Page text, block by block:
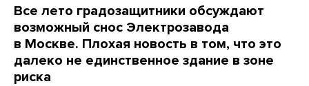
Все лето градозащитники обсуждают
возможный снос Электрозавода
в Москве. Плохая новость в том, что это
далеко не единственное здание в зоне
риска